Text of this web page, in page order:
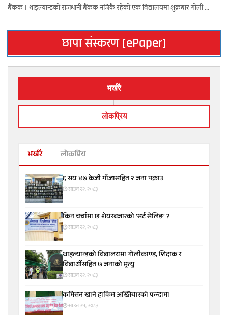
बैंकक । थाइल्यान्डको राजधानी बैंकक नजिकै रहेको एक विद्यालयमा शुक्रबार गोली ...
छापा संस्करण [ePaper]
भर्खरै
लाेकप्रिय
भर्खरै लोकप्रिय
६ सय ४७ केजी गाँजासहित २ जना पक्राउ
साउन २२, २०८३
किन चर्चामा छ शेयरबजारको ‘सर्ट सेलिङ’ ?
साउन २२, २०८३
थाइल्यान्डको विद्यालयमा गोलीकाण्ड, शिक्षक र
विद्यार्थीसहित ७ जनाको मृत्यु
साउन २२, २०८३
कमिसन खाने हाकिम अख्तियारको फन्दामा
साउन २१, २०८३